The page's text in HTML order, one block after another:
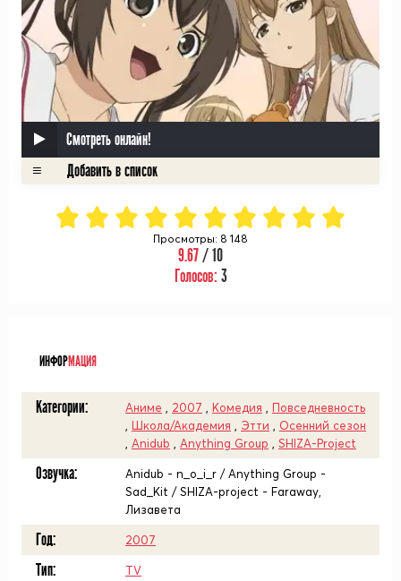
Смотреть онлайн!
Просмотры: 8 148
9.67/ 10
Голосов: 3
ИНФОРМАЦИЯ
Категории: Аниме 2007 Комедия
Повседневность
Школа/Академия Этти
Осенний сезон
Anidub Anything Group SHIZA-Project
Озвучка:
Anidub - n_o_i_r / Anything Group -
Sad_Kit / SHIZA-project - Faraway,
Лизавета
Год: 2007
Тип: TV